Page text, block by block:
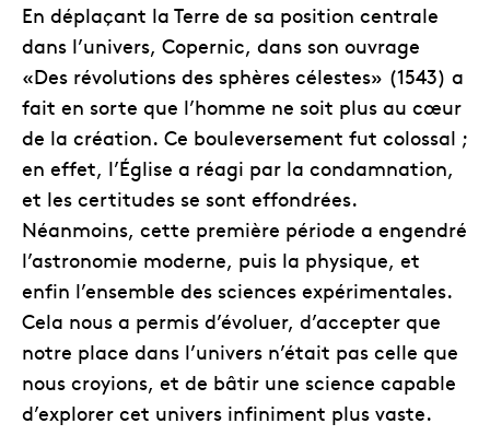
En déplaçant la Terre de sa position centrale
dans l’univers, Copernic, dans son ouvrage
«Des révolutions des sphères célestes» (1543) a
fait en sorte que l’homme ne soit plus au cœur
de la création. Ce bouleversement fut colossal ;
en effet, l’Église a réagi par la condamnation,
et les certitudes se sont effondrées.
Néanmoins, cette première période a engendré
l’astronomie moderne, puis la physique, et
enfin l’ensemble des sciences expérimentales.
Cela nous a permis d’évoluer, d’accepter que
notre place dans l’univers n’était pas celle que
nous croyions, et de bâtir une science capable
d’explorer cet univers infiniment plus vaste.